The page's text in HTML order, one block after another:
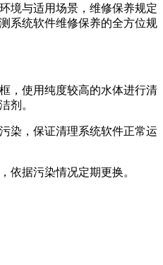
境与适用场景，维修保养规定
系统软件维修保养的全方位规
，使用纯度较高的水体进行清
剂。
染，保证清理系统软件正常运
依据污染情况定期更换。